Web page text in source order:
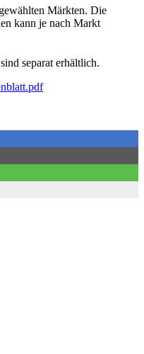
Märkten. Die
kann je nach Markt
separat erhältlich.